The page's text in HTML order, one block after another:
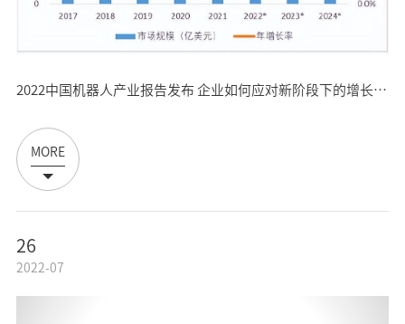
2022中国机器人产业报告发布 企业如何应对新阶段下的增长与竞争？
MORE
26
2022-07